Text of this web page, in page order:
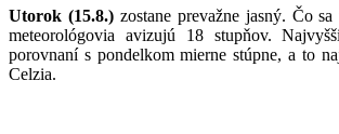
Utorok (15.8.) zostane prevažne jasný. Čo
meteorológovia avizujú 18 stupňov.
porovnaní s pondelkom mierne stúpne, a to
Celzia.